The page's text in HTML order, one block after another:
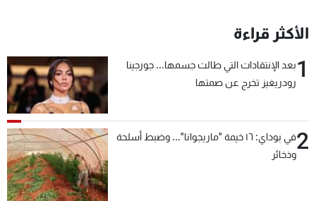
الأكثر قراءة
1بعد الإنتقادات التي طالت جسمها... جورجينا
رودريغيز تخرج عن صمتها
2
في بوداي: ١٦ خيمة "ماريجوانا"... وضبط أسلحة
وذخائر